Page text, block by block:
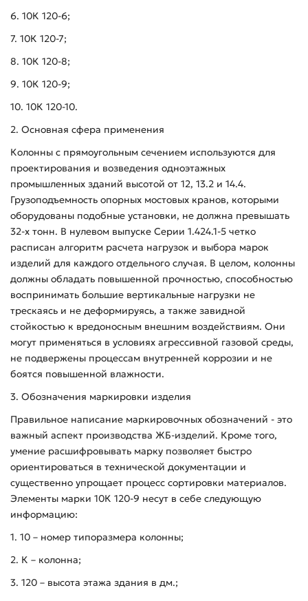
6. 10К 120-6;
7. 10К 120-7;
8. 10К 120-8;
9. 10К 120-9;
10. 10К 120-10.
2. Основная сфера применения
Колонны с прямоугольным сечением используются для
проектирования и возведения одноэтажных
промышленных зданий высотой от 12, 13.2 и 14.4.
Грузоподъемность опорных мостовых кранов, которыми
оборудованы подобные установки, не должна превышать
32-х тонн. В нулевом выпуске Серии 1.424.1-5 четко
расписан алгоритм расчета нагрузок и выбора марок
изделий для каждого отдельного случая. В целом, колонны
должны обладать повышенной прочностью, способностью
воспринимать большие вертикальные нагрузки не
трескаясь и не деформируясь, а также завидной
стойкостью к вредоносным внешним воздействиям. Они
могут применяться в условиях агрессивной газовой среды,
не подвержены процессам внутренней коррозии и не
боятся повышенной влажности.
3. Обозначения маркировки изделия
Правильное написание маркировочных обозначений - это
важный аспект производства ЖБ-изделий. Кроме того,
умение расшифровывать марку позволяет быстро
ориентироваться в технической документации и
существенно упрощает процесс сортировки материалов.
Элементы марки 10К 120-9 несут в себе следующую
информацию:
1. 10 – номер типоразмера колонны;
2. К – колонна;
3. 120 – высота этажа здания в дм.;